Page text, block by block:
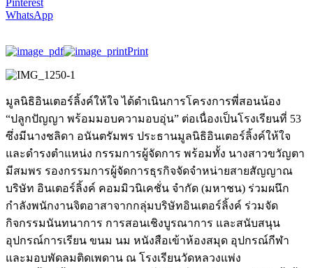
WhatsApp
Print
มูลนิธิอินเตอร์ลิ้งค์ให้ใจ ได้ดำเนินการโครงการพี่สอนน้อง
“ปลูกปัญญา พร้อมมอบความอบอุ่น” ต่อเนื่องเป็นโรงเรียนที่ 53
ซึ่งมีนางชลิดา อนันตรัมพร ประธานมูลนิธิอินเตอร์ลิ้งค์ให้ใจ
และดำรงตำแหน่ง กรรมการผู้จัดการ พร้อมทั้ง นางสาวขวัญตา
มีสมพร รองกรรมการผู้จัดการธุรกิจจัดจำหน่ายสายสัญญาณ
บริษัท อินเตอร์ลิ้งค์ คอมมิวนิเคชั่น จำกัด (มหาชน) ร่วมผนึก
กำลังพนักงานจิตอาสาจากกลุ่มบริษัทอินเตอร์ลิ้งค์ ร่วมจัด
กิจกรรมนันทนาการ การสอนเชิงบูรณาการ และสนับสนุน
อุปกรณ์การเรียน ขนม นม หนังสือเข้าห้องสมุด อุปกรณ์กีฬา
และมอบพัดลมติดเพดาน ณ โรงเรียนวัดหลวงแพ่ง